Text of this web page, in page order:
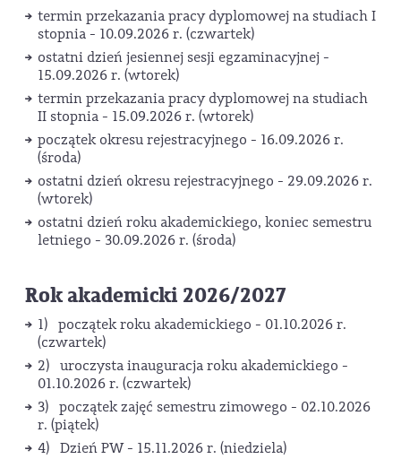
termin przekazania pracy dyplomowej na studiach I
stopnia - 10.09.2026 r. (czwartek)
ostatni dzień jesiennej sesji egzaminacyjnej -
15.09.2026 r. (wtorek)
termin przekazania pracy dyplomowej na studiach
II stopnia - 15.09.2026 r. (wtorek)
początek okresu rejestracyjnego - 16.09.2026 r.
(środa)
ostatni dzień okresu rejestracyjnego - 29.09.2026 r.
(wtorek)
ostatni dzień roku akademickiego, koniec semestru
letniego - 30.09.2026 r. (środa)
Rok akademicki 2026/2027
1) początek roku akademickiego - 01.10.2026 r.
(czwartek)
2) uroczysta inauguracja roku akademickiego -
01.10.2026 r. (czwartek)
3) początek zajęć semestru zimowego - 02.10.2026
r. (piątek)
4) Dzień PW - 15.11.2026 r. (niedziela)